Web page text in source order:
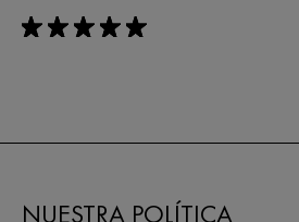
rating: 5 out of 5
NUESTRA POLÍTICA